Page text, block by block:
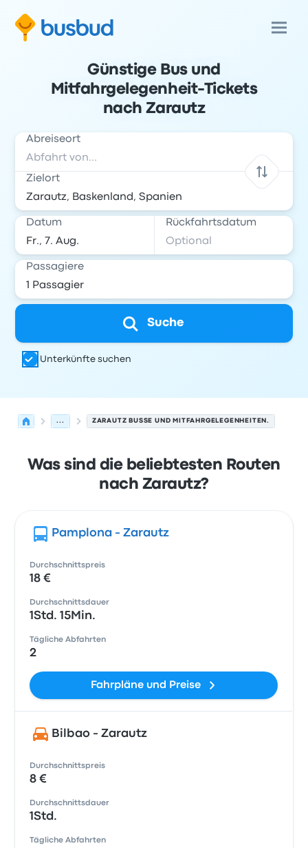
Günstige Bus und
Mitfahrgelegenheit-Tickets
nach Zarautz
Abreiseort
Zielort
Datum Rückfahrtsdatum
Passagiere
Suche
Unterkünfte suchen
... ZARAUTZ BUSSE UND MITFAHRGELEGENHEITEN.
Was sind die beliebtesten Routen
nach Zarautz?
Pamplona - Zarautz
Durchschnittspreis
18 €
Durchschnittsdauer
1Std. 15Min.
Tägliche Abfahrten
2
Fahrpläne und Preise
Bilbao - Zarautz
Durchschnittspreis
8 €
Durchschnittsdauer
1Std.
Tägliche Abfahrten